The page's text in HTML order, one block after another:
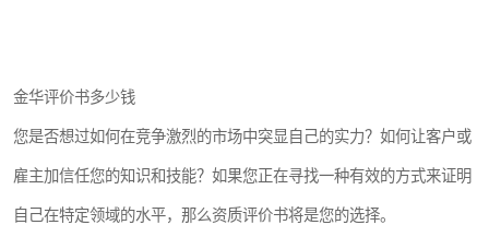
金华评价书多少钱
您是否想过如何在竞争激烈的市场中突显自己的实力？如何让客户或
雇主加信任您的知识和技能？如果您正在寻找一种有效的方式来证明
自己在特定领域的水平，那么资质评价书将是您的选择。